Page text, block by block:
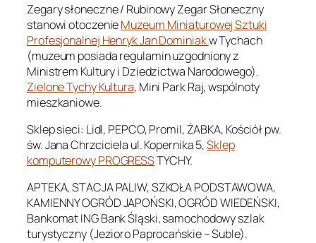
Zegary słoneczne / Rubinowy Zegar Słoneczny
stanowi otoczenieMuzeum Miniaturowej Sztuki
Profesjonalnej Henryk Jan Dominiakw Tychach
(muzeum posiada regulamin uzgodniony z
Ministrem Kultury i Dziedzictwa Narodowego).
Zielone Tychy Kultura, Mini Park Raj, wspólnoty
mieszkaniowe.
Sklep sieci: Lidl, PEPCO, Promil, ŻABKA, Kościół pw.
św. Jana Chrzciciela ul. Kopernika 5,Sklep
komputerowy PROGRESSTYCHY.
APTEKA, STACJA PALIW, SZKOŁA PODSTAWOWA,
KAMIENNY OGRÓD JAPOŃSKI, OGRÓD WIEDEŃSKI,
Bankomat ING Bank Śląski, samochodowy szlak
turystyczny (Jezioro Paprocańskie – Suble).